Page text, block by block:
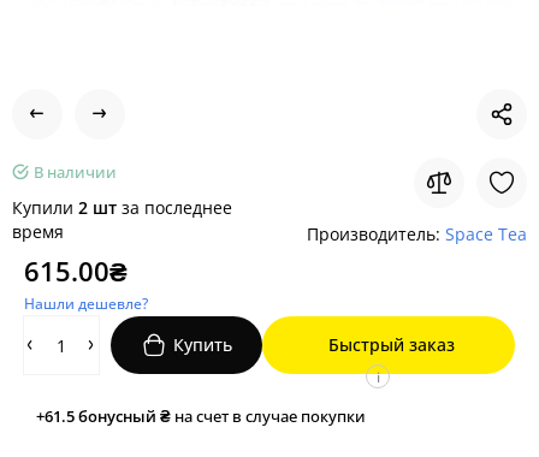
В наличии
Купили 2 шт за последнее
время
Производитель: Space Tea
615.00₴
Нашли дешевле?
Купить Быстрый заказ
+61.5бонусный ₴ на счет в случае покупки
i